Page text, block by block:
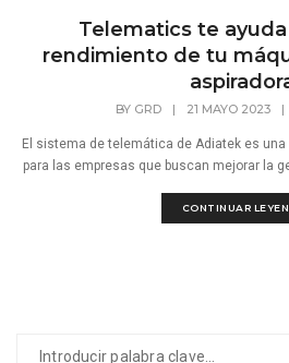
Telematics te ayuda
rendimiento de tu
BY GRD | 21 MAYO 2023 |
El sistema de telemática de Adiatek es
para las empresas que buscan mejorar la
CONTINUAR